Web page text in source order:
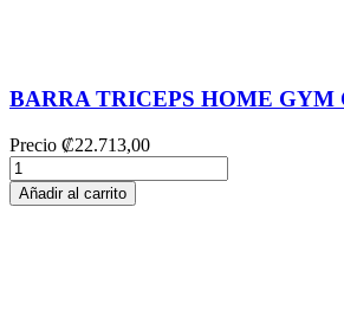
BARRA TRICEPS HOME GYM
Precio ₡22.713,00
Añadir al carrito